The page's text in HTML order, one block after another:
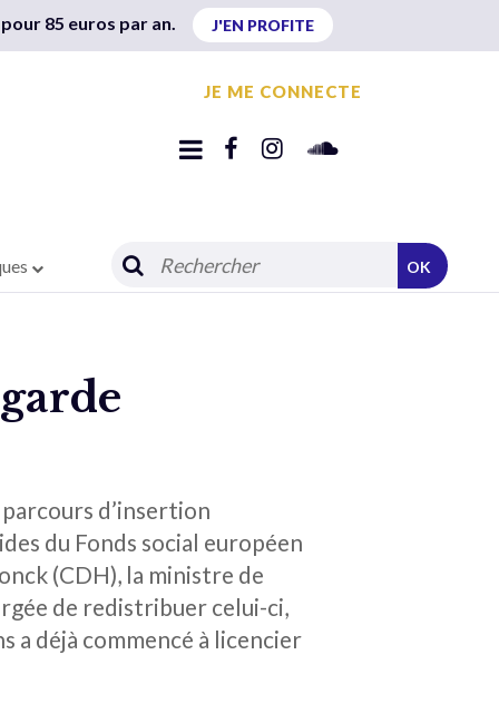
85 euros par an. J'EN PROFITE
JE ME CONNECTE
OK
d’insertion
du Fonds social européen
(CDH), la ministre de
de redistribuer celui-ci,
a déjà commencé à licencier